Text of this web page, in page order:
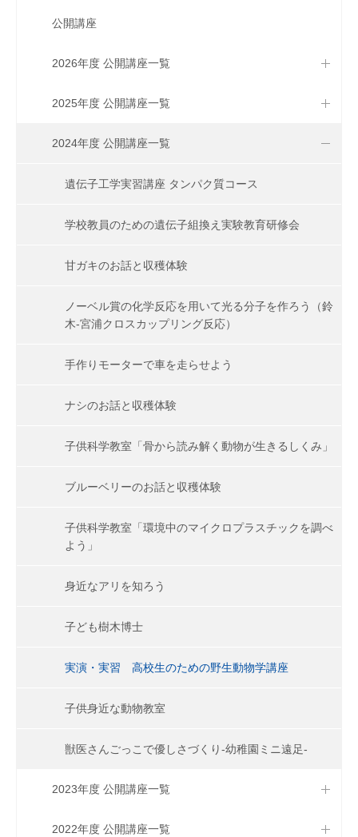
公開講座
2026年度 公開講座一覧
2025年度 公開講座一覧
2024年度 公開講座一覧
遺伝子工学実習講座 タンパク質コース
学校教員のための遺伝子組換え実験教育研修会
甘ガキのお話と収穫体験
ノーベル賞の化学反応を用いて光る分子を作ろう（鈴
木-宮浦クロスカップリング反応）
手作りモーターで車を走らせよう
ナシのお話と収穫体験
子供科学教室「骨から読み解く動物が生きるしくみ」
ブルーベリーのお話と収穫体験
子供科学教室「環境中のマイクロプラスチックを調べ
よう」
身近なアリを知ろう
子ども樹木博士
実演・実習 高校生のための野生動物学講座
子供身近な動物教室
獣医さんごっこで優しさづくり-幼稚園ミニ遠足-
2023年度 公開講座一覧
2022年度 公開講座一覧